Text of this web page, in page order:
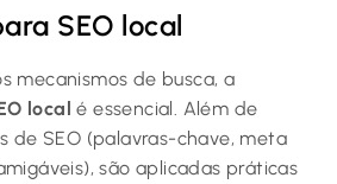
SEO local
mecanismos de busca, a
local é essencial. Além de
de SEO (palavras-chave, meta
são aplicadas práticas